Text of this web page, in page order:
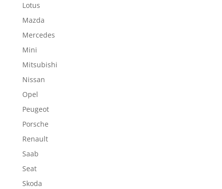
Lotus
Mazda
Mercedes
Mini
Mitsubishi
Nissan
Opel
Peugeot
Porsche
Renault
Saab
Seat
Skoda